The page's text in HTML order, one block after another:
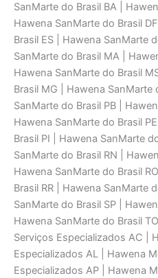
SanMarte do Brasil BA |
Hawena SanMarte do Brasil
Brasil ES | Hawena SanMarte
SanMarte do Brasil MA |
Hawena SanMarte do Brasil
Brasil MG | Hawena SanMarte
SanMarte do Brasil PB |
Hawena SanMarte do Brasil
Brasil PI | Hawena SanMarte
SanMarte do Brasil RN |
Hawena SanMarte do Brasil
Brasil RR | Hawena SanMarte
SanMarte do Brasil SP |
Hawena SanMarte do Brasil
Serviços Especializados AC |
Especializados AL | Hawena
Especializados AP | Hawena